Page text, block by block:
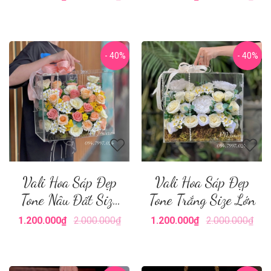
- 40%
Vali Hoa Sáp Đẹp
Tone Nâu Đất Size
Lớn
1.200.000₫ 2.000.000₫
- 40%
Vali Hoa Sáp Đẹp
Tone Trắng Size Lớn
1.200.000₫ 2.000.000₫